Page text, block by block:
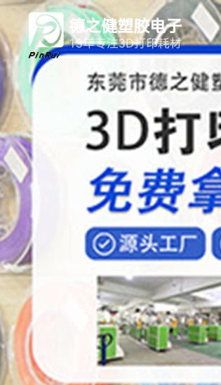
德之健塑胶电子
13年专注3D打印耗材